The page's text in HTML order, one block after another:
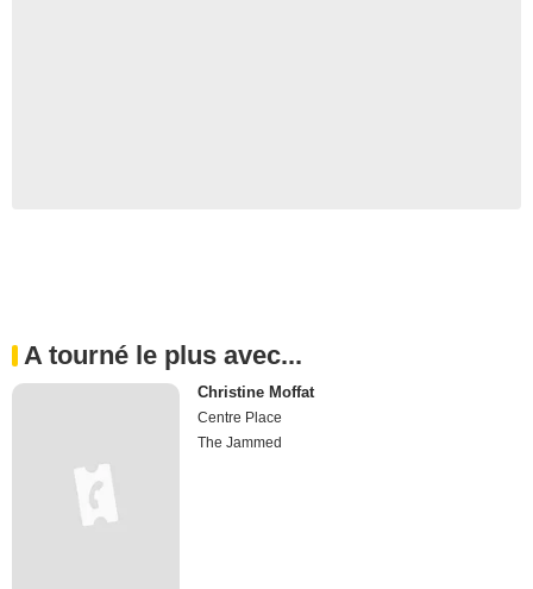
A tourné le plus avec...
Christine Moffat
Centre Place
The Jammed